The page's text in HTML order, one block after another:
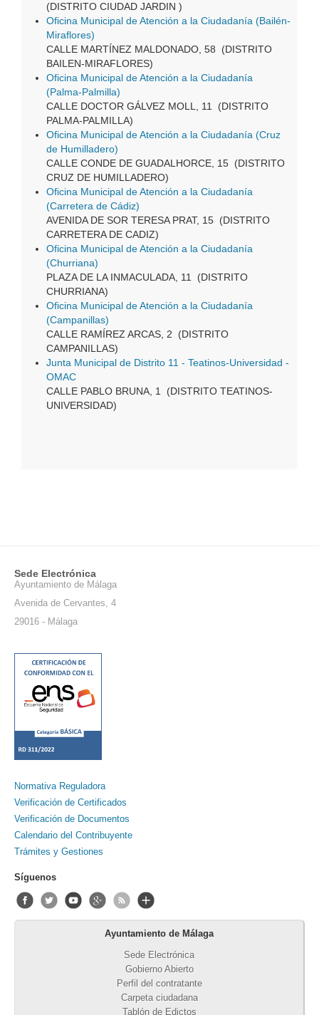
(DISTRITO CIUDAD JARDIN )
Oficina Municipal de Atención a la Ciudadanía (Bailén-
Miraflores)
CALLE MARTÍNEZ MALDONADO, 58 (DISTRITO
BAILEN-MIRAFLORES)
Oficina Municipal de Atención a la Ciudadanía
(Palma-Palmilla)
CALLE DOCTOR GÁLVEZ MOLL, 11 (DISTRITO
PALMA-PALMILLA)
Oficina Municipal de Atención a la Ciudadanía (Cruz
de Humilladero)
CALLE CONDE DE GUADALHORCE, 15 (DISTRITO
CRUZ DE HUMILLADERO)
Oficina Municipal de Atención a la Ciudadanía
(Carretera de Cádiz)
AVENIDA DE SOR TERESA PRAT, 15 (DISTRITO
CARRETERA DE CADIZ)
Oficina Municipal de Atención a la Ciudadanía
(Churriana)
PLAZA DE LA INMACULADA, 11 (DISTRITO
CHURRIANA)
Oficina Municipal de Atención a la Ciudadanía
(Campanillas)
CALLE RAMÍREZ ARCAS, 2 (DISTRITO
CAMPANILLAS)
Junta Municipal de Distrito 11 - Teatinos-Universidad -
OMAC
CALLE PABLO BRUNA, 1 (DISTRITO TEATINOS-
UNIVERSIDAD)
Sede Electrónica
Ayuntamiento de Málaga
Avenida de Cervantes, 4
29016 - Málaga
Normativa Reguladora
Verificación de Certificados
Verificación de Documentos
Calendario del Contribuyente
Trámites y Gestiones
Síguenos
Ayuntamiento de Málaga
Sede Electrónica
Gobierno Abierto
Perfil del contratante
Carpeta ciudadana
Tablón de Edictos